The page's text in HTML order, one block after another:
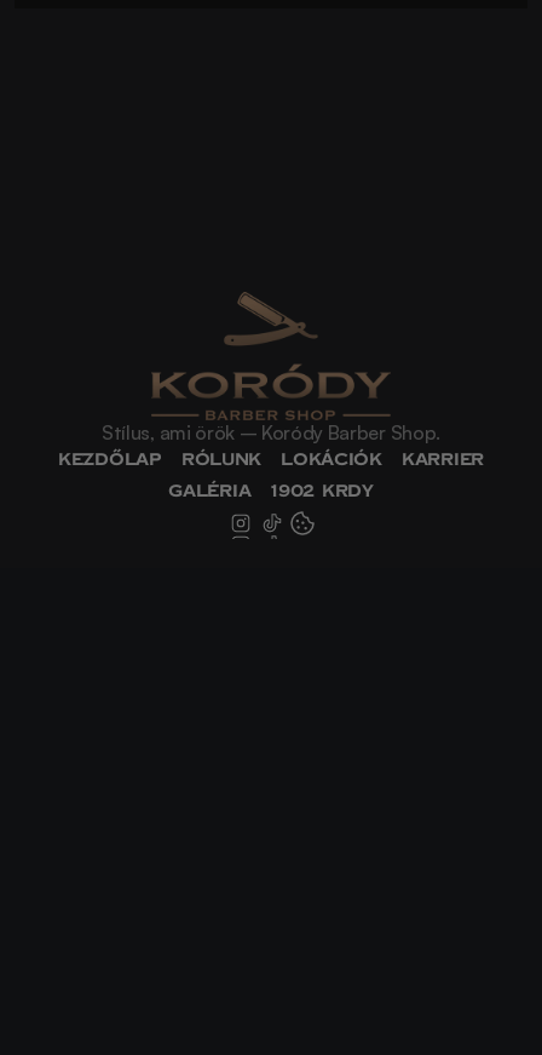
Stílus, ami örök – Koródy Barber Shop.
Kezdőlap Rólunk Lokációk
Karrier
Galéria
1902 KRDY